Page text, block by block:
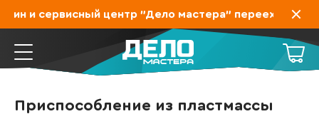
и сервисный центр "Дело мастера" переехал на
Приспособление из пластмассы